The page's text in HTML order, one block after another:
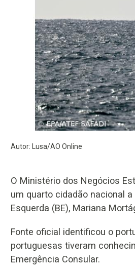
Autor: Lusa/AO Online
O Ministério dos Negócios
um quarto cidadão nacional
Esquerda (BE), Mariana
Fonte oficial identificou o
portuguesas tiveram
Emergência Consular.